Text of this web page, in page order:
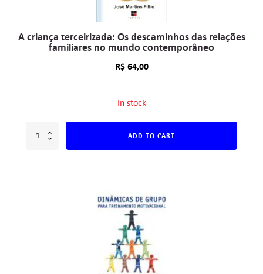
A criança terceirizada: Os descaminhos das relações
familiares no mundo contemporâneo
R$64,00
In stock
ADD TO CART